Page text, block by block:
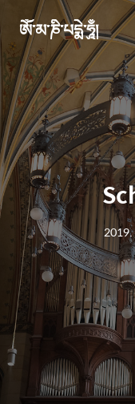
ཨོཾ་མ་ཎི་པདྨེ་ཧཱུྃ།